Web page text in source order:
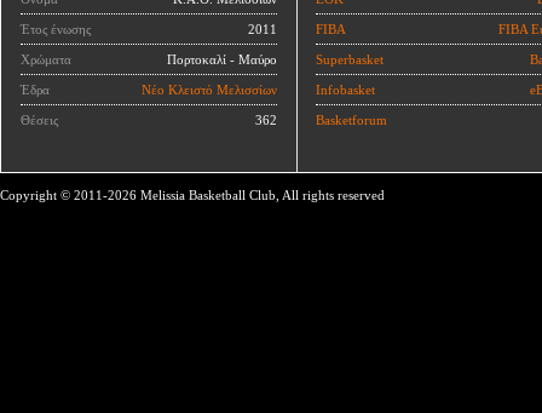
Έτος ένωσης 2011
Χρώματα Πορτοκαλί - Μαύρο
Έδρα Νέο Κλειστό Μελισσίων
Θέσεις 362
FIBA FIBA
Superbasket
Infobasket
Basketforum
Copyright © 2011-2026 Melissia Basketball Club, All rights reserved